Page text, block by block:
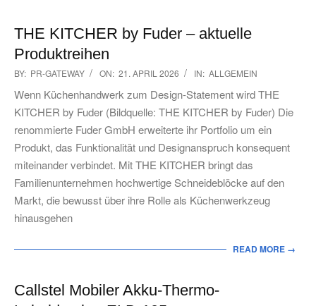
THE KITCHER by Fuder – aktuelle
Produktreihen
2026-
04-
21
BY: PR-GATEWAY ON: 21. APRIL 2026 IN: ALLGEMEIN
Wenn Küchenhandwerk zum Design-Statement wird THE
KITCHER by Fuder (Bildquelle: THE KITCHER by Fuder) Die
renommierte Fuder GmbH erweiterte ihr Portfolio um ein
Produkt, das Funktionalität und Designanspruch konsequent
miteinander verbindet. Mit THE KITCHER bringt das
Familienunternehmen hochwertige Schneideblöcke auf den
Markt, die bewusst über ihre Rolle als Küchenwerkzeug
hinausgehen
READ MORE →
Callstel Mobiler Akku-Thermo-